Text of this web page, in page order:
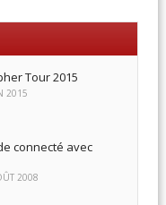
Tour 2015
2015
connecté avec
2008